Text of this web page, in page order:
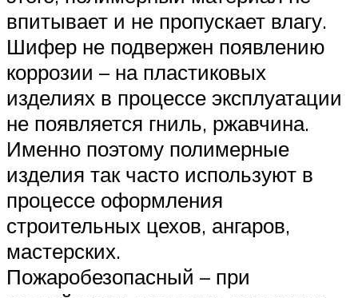
впитывает и не пропускает влагу.
Шифер не подвержен появлению
коррозии – на пластиковых
изделиях в процессе эксплуатации
не появляется гниль, ржавчина.
Именно поэтому полимерные
изделия так часто используют в
процессе оформления
строительных цехов, ангаров,
мастерских.
Пожаробезопасный – при